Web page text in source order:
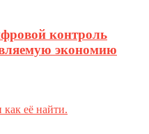
контроль
экономию